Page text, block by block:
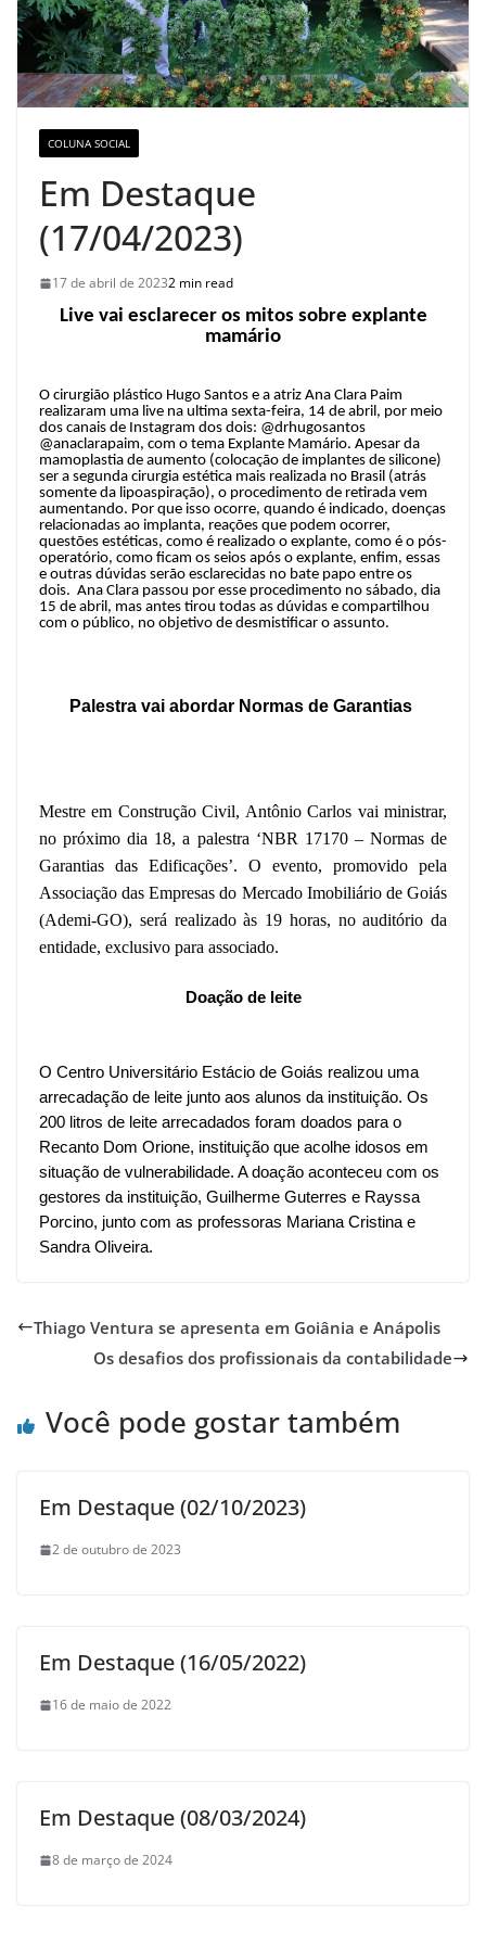
COLUNA SOCIAL
Em Destaque
(17/04/2023)
17 de abril de 20232 min read
Live vai esclarecer os mitos sobre explante
mamário
O cirurgião plástico Hugo Santos e a atriz Ana Clara Paim
realizaram uma live na ultima sexta-feira, 14 de abril, por meio
dos canais de Instagram dos dois: @drhugosantos
@anaclarapaim, com o tema Explante Mamário. Apesar da
mamoplastia de aumento (colocação de implantes de silicone)
ser a segunda cirurgia estética mais realizada no Brasil (atrás
somente da lipoaspiração), o procedimento de retirada vem
aumentando. Por que isso ocorre, quando é indicado, doenças
relacionadas ao implanta, reações que podem ocorrer,
questões estéticas, como é realizado o explante, como é o pós-
operatório, como ficam os seios após o explante, enfim, essas
e outras dúvidas serão esclarecidas no bate papo entre os
dois. Ana Clara passou por esse procedimento no sábado, dia
15 de abril, mas antes tirou todas as dúvidas e compartilhou
com o público, no objetivo de desmistificar o assunto.
Palestra vai abordar Normas de Garantias
Mestre em Construção Civil, Antônio Carlos vai ministrar,
no próximo dia 18, a palestra ‘NBR 17170 – Normas de
Garantias das Edificações’. O evento, promovido pela
Associação das Empresas do Mercado Imobiliário de Goiás
(Ademi-GO), será realizado às 19 horas, no auditório da
entidade, exclusivo para associado.
Doação de leite
O Centro Universitário Estácio de Goiás realizou uma
arrecadação de leite junto aos alunos da instituição. Os
200 litros de leite arrecadados foram doados para o
Recanto Dom Orione, instituição que acolhe idosos em
situação de vulnerabilidade. A doação aconteceu com os
gestores da instituição, Guilherme Guterres e Rayssa
Porcino, junto com as professoras Mariana Cristina e
Sandra Oliveira.
Thiago Ventura se apresenta em Goiânia e Anápolis
Os desafios dos profissionais da contabilidade
Você pode gostar também
Em Destaque (02/10/2023)
2 de outubro de 2023
Em Destaque (16/05/2022)
16 de maio de 2022
Em Destaque (08/03/2024)
8 de março de 2024